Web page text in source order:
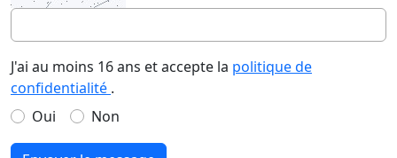
J'ai au moins 16 ans et accepte la politique de
confidentialité .
Oui
Non